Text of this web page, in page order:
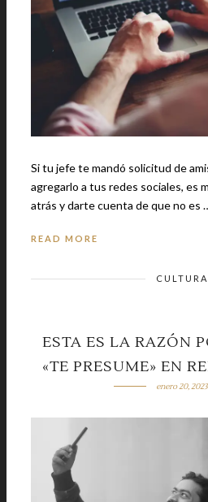
Si tu jefe te mandó solicitud de
agregarlo a tus redes sociales, es
atrás y darte cuenta de que no es
READ MORE
CULTURA
ESTA ES LA RAZÓN
«TE PRESUME» EN
enero 20, 2023